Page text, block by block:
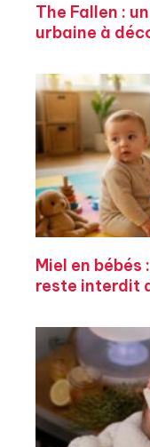
The Fallen :
urbaine à
Miel en
reste interdit